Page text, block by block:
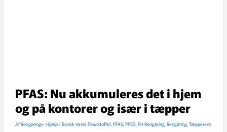
PFAS: Nu akkumuleres det i hjem
og på kontorer og især i tæpper
AfRengørings- Hjælp/Basisk Vand,Flourstoffer,PFAS,PFOS,PH Rengøring,Rengøring,Tæpperens